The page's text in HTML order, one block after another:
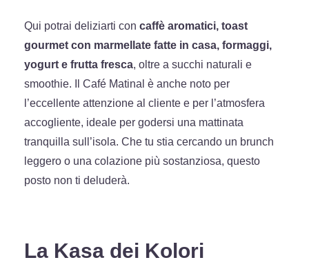
Qui potrai deliziarti con caffè aromatici, toast
gourmet con marmellate fatte in casa, formaggi,
yogurt e frutta fresca, oltre a succhi naturali e
smoothie. Il Café Matinal è anche noto per
l’eccellente attenzione al cliente e per l’atmosfera
accogliente, ideale per godersi una mattinata
tranquilla sull’isola. Che tu stia cercando un brunch
leggero o una colazione più sostanziosa, questo
posto non ti deluderà.
La Kasa dei Kolori